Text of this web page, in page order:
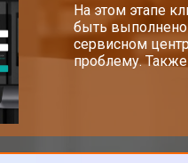
На этом этапе
быть выполнено
сервисном
проблему.